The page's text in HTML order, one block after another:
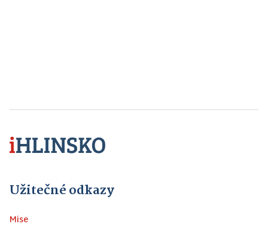
Užitečné odkazy
Mise